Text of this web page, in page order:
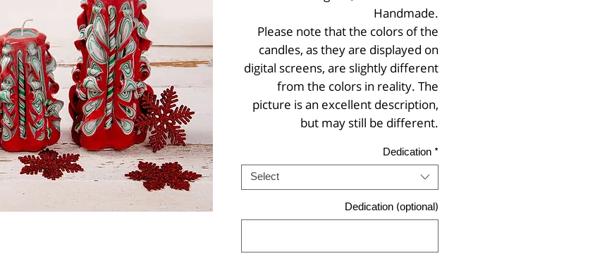
Handmade.
Please note that the colors of the
candles, as they are displayed on
digital screens, are slightly different
from the colors in reality. The
picture is an excellent description,
but may still be different.
Dedication *
Select
Dedication (optional)